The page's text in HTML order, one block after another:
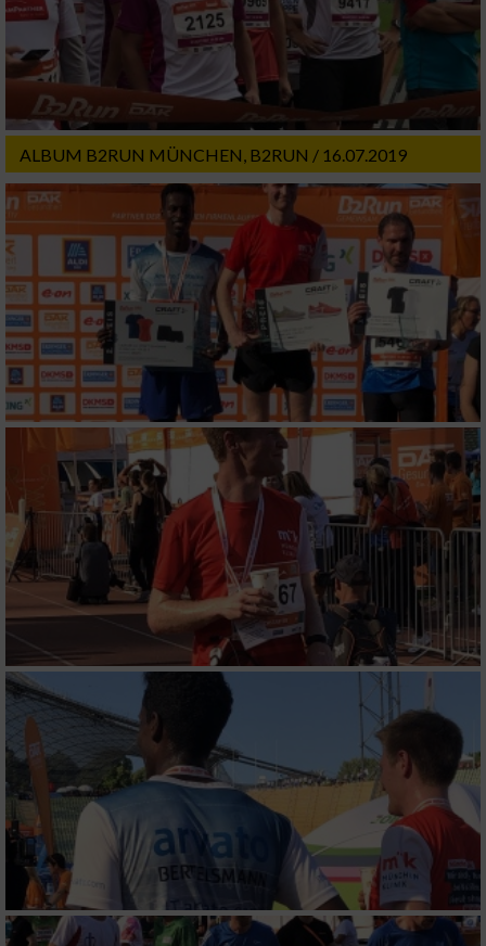
ALBUM B2RUN MÜNCHEN, B2RUN / 16.07.2019
Partnerliste anzeigen (1 IAB-Anbieter)
Wir nutzen Ihre Daten für folgende Zwecke:
IAB-Verarbeitungszwecke:
Speichern von oder Zugriff auf Informationen
auf einem Endgerät
Verwendung reduzierter Daten zur Auswahl
von Werbeanzeigen
Erstellung von Profilen für personalisierte
Werbung
Verwendung von Profilen zur Auswahl
personalisierter Werbung
Erstellung von Profilen zur Personalisierung
von Inhalten
Verwendung von Profilen zur Auswahl
personalisierter Inhalte
Messung der Werbeleistung
Messung der Performance von Inhalten
Analyse von Zielgruppen durch Statistiken
oder Kombinationen von Daten aus
verschiedenen Quellen
Entwicklung und Verbesserung der Angebote
Verwendung reduzierter Daten zur Auswahl
von Inhalten
IAB-Besonderheiten:
Verwendung genauer Standortdaten
Geräte anhand von aktiv angeforderten